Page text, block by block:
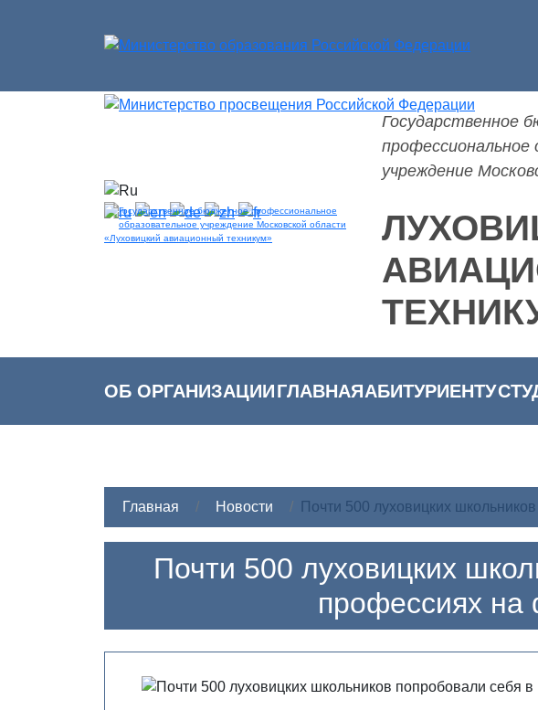
Государственное
профессиональное
учреждение
ОБ ОРГАНИЗАЦИИГЛАВНАЯАБИТУРИЕНТУ
Главная Новости Почти 500 луховицких
Почти 500 луховицких
профессиях на